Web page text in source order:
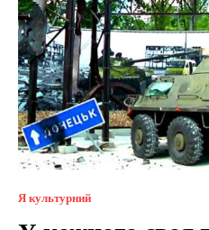
Я культурний